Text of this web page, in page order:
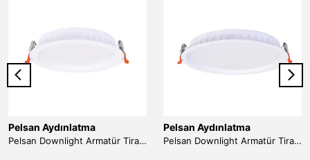
Pelsan Aydınlatma
Pelsan Downlight Armatür Tira S 4000K 20W
Pelsan Aydınlatma
Pelsan Downlight Armatür Tira S IP54/IP65 4000K 15W